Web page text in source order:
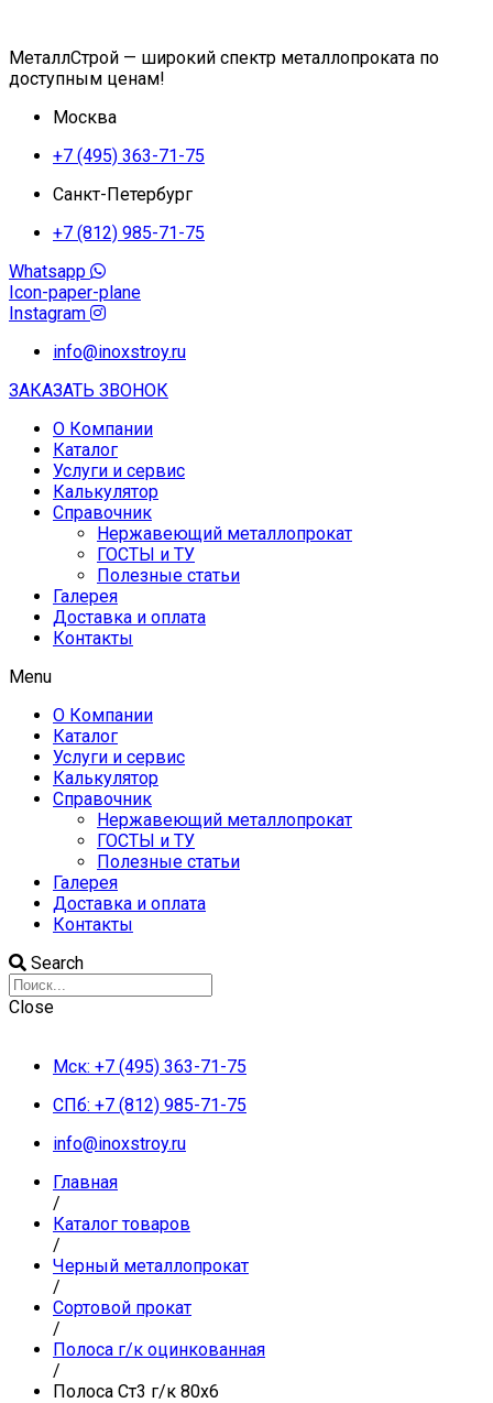
МеталлСтрой — широкий спектр металлопроката по
доступным ценам!
Москва
+7 (495) 363-71-75
Санкт-Петербург
+7 (812) 985-71-75
Whatsapp
Icon-paper-plane
Instagram
info@inoxstroy.ru
ЗАКАЗАТЬ ЗВОНОК
О Компании
Каталог
Услуги и сервис
Калькулятор
Справочник
Нержавеющий металлопрокат
ГОСТЫ и ТУ
Полезные статьи
Галерея
Доставка и оплата
Контакты
Menu
О Компании
Каталог
Услуги и сервис
Калькулятор
Справочник
Нержавеющий металлопрокат
ГОСТЫ и ТУ
Полезные статьи
Галерея
Доставка и оплата
Контакты
Search
Close
Мск: +7 (495) 363-71-75
СПб: +7 (812) 985-71-75
info@inoxstroy.ru
Главная
/
Каталог товаров
/
Черный металлопрокат
/
Сортовой прокат
/
Полоса г/к оцинкованная
/
Полоса Ст3 г/к 80х6